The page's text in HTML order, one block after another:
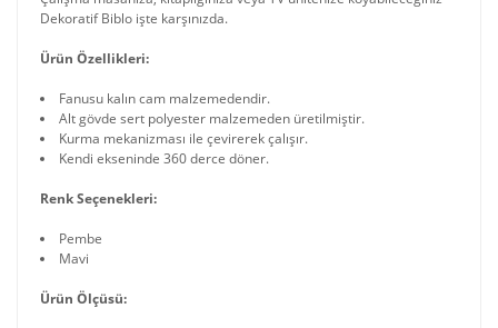
Dekoratif Biblo işte karşınızda.
Ürün Özellikleri:
Fanusu kalın cam malzemedendir.
Alt gövde sert polyester malzemeden üretilmiştir.
Kurma mekanizması ile çevirerek çalışır.
Kendi ekseninde 360 derce döner.
Renk Seçenekleri:
Pembe
Mavi
Ürün Ölçüsü: